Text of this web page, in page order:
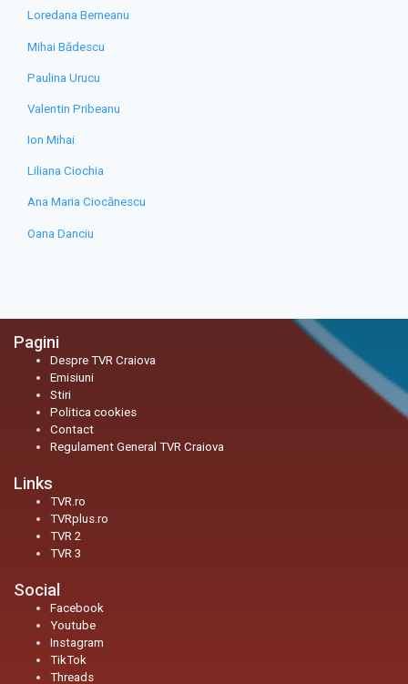
Loredana Berneanu
Mihai Bădescu
Paulina Urucu
Valentin Pribeanu
Ion Mihai
Liliana Ciochia
Ana Maria Ciocănescu
Oana Danciu
Pagini
Despre TVR Craiova
Emisiuni
Stiri
Politica cookies
Contact
Regulament General TVR Craiova
Links
TVR.ro
TVRplus.ro
TVR 2
TVR 3
Social
Facebook
Youtube
Instagram
TikTok
Threads